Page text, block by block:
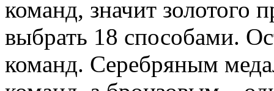
команд, значит золотого
выбрать 18 способами.
команд. Серебряным